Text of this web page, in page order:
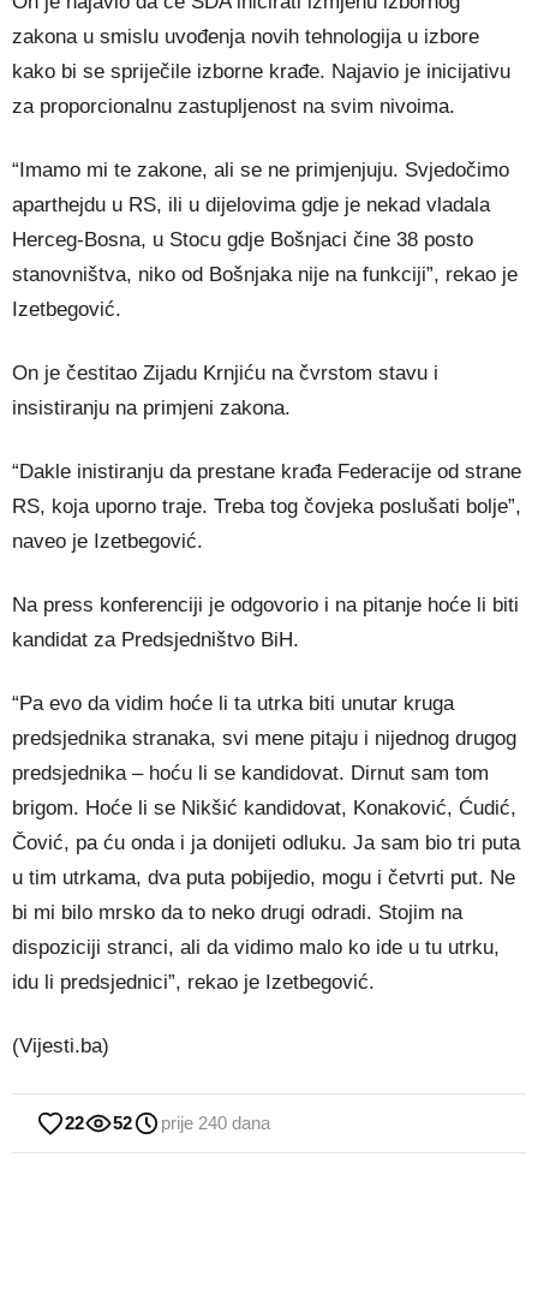
zakona u smislu uvođenja novih tehnologija u izbore
kako bi se spriječile izborne krađe. Najavio je inicijativu
za proporcionalnu zastupljenost na svim nivoima.
“Imamo mi te zakone, ali se ne primjenjuju. Svjedočimo
aparthejdu u RS, ili u dijelovima gdje je nekad vladala
Herceg-Bosna, u Stocu gdje Bošnjaci čine 38 posto
stanovništva, niko od Bošnjaka nije na funkciji”, rekao je
Izetbegović.
On je čestitao Zijadu Krnjiću na čvrstom stavu i
insistiranju na primjeni zakona.
“Dakle inistiranju da prestane krađa Federacije od strane
RS, koja uporno traje. Treba tog čovjeka poslušati bolje”,
naveo je Izetbegović.
Na press konferenciji je odgovorio i na pitanje hoće li biti
kandidat za Predsjedništvo BiH.
“Pa evo da vidim hoće li ta utrka biti unutar kruga
predsjednika stranaka, svi mene pitaju i nijednog drugog
predsjednika – hoću li se kandidovat. Dirnut sam tom
brigom. Hoće li se Nikšić kandidovat, Konaković, Ćudić,
Čović, pa ću onda i ja donijeti odluku. Ja sam bio tri puta
u tim utrkama, dva puta pobijedio, mogu i četvrti put. Ne
bi mi bilo mrsko da to neko drugi odradi. Stojim na
dispoziciji stranci, ali da vidimo malo ko ide u tu utrku,
idu li predsjednici”, rekao je Izetbegović.
(Vijesti.ba)
22 52 prije 240 dana